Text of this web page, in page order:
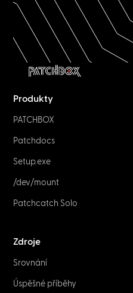
Produkty
PATCHBOX
Patchdocs
Setup.exe
/dev/mount
Patchcatch Solo
Zdroje
Srovnání
Úspěšné příběhy